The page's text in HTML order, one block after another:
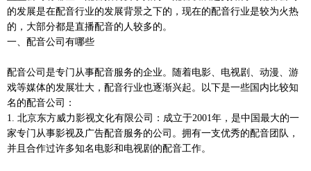
的发展是在配音行业的发展背景之下的，现在的配音行业是较为火热
的，大部分都是直播配音的人较多的。
一、配音公司有哪些
配音公司是专门从事配音服务的企业。随着电影、电视剧、动漫、游
戏等媒体的发展壮大，配音行业也逐渐兴起。以下是一些国内比较知
名的配音公司：
1. 北京东方威力影视文化有限公司：成立于2001年，是中国最大的一
家专门从事影视及广告配音服务的公司。拥有一支优秀的配音团队，
并且合作过许多知名电影和电视剧的配音工作。